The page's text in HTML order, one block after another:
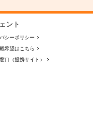
ント
シーポリシー
希望はこちら
口（提携サイト）